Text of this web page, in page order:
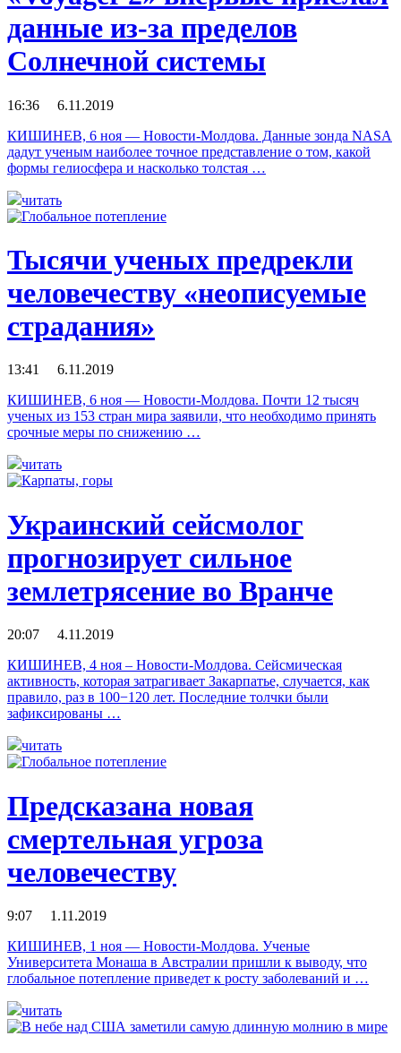
данные из-за пределов
Солнечной системы
16:36 6.11.2019
КИШИНЕВ, 6 ноя — Новости-Молдова. Данные зонда NASA
дадут ученым наиболее точное представление о том, какой
формы гелиосфера и насколько толстая …
читать
Тысячи ученых предрекли
человечеству «неописуемые
страдания»
13:41 6.11.2019
КИШИНЕВ, 6 ноя — Новости-Молдова. Почти 12 тысяч
ученых из 153 стран мира заявили, что необходимо принять
срочные меры по снижению …
читать
Украинский сейсмолог
прогнозирует сильное
землетрясение во Вранче
20:07 4.11.2019
КИШИНЕВ, 4 ноя – Новости-Молдова. Сейсмическая
активность, которая затрагивает Закарпатье, случается, как
правило, раз в 100−120 лет. Последние толчки были
зафиксированы …
читать
Предсказана новая
смертельная угроза
человечеству
9:07 1.11.2019
КИШИНЕВ, 1 ноя — Новости-Молдова. Ученые
Университета Монаша в Австралии пришли к выводу, что
глобальное потепление приведет к росту заболеваний и …
читать